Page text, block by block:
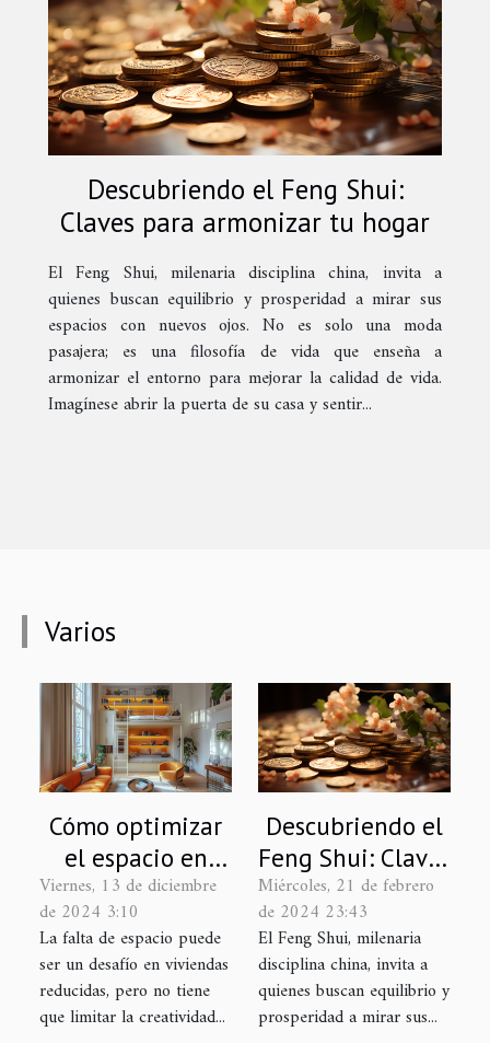
Descubriendo el Feng Shui:
Claves para armonizar tu hogar
El Feng Shui, milenaria disciplina china, invita a
quienes buscan equilibrio y prosperidad a mirar sus
espacios con nuevos ojos. No es solo una moda
pasajera; es una filosofía de vida que enseña a
armonizar el entorno para mejorar la calidad de vida.
Imagínese abrir la puerta de su casa y sentir...
Varios
Cómo optimizar
el espacio en
hogares
pequeños con
grandes ideas
Viernes, 13 de diciembre
de 2024 3:10
La falta de espacio puede
ser un desafío en viviendas
reducidas, pero no tiene
que limitar la creatividad...
Descubriendo el
Feng Shui: Claves
para armonizar
tu hogar
Miércoles, 21 de febrero
de 2024 23:43
El Feng Shui, milenaria
disciplina china, invita a
quienes buscan equilibrio y
prosperidad a mirar sus...